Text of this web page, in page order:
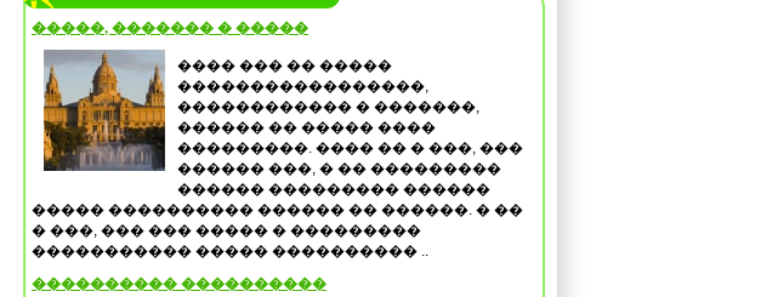
�����, ������� � �����
���� ��� �� �����
�����������������,
������������ � �������,
������ �� ����� ����
���������. ���� �� � ���, ���
������ ���, � �� ���������
������ ��������� ������
����� ���������� ������ �� ������. � ��
� ���, ��� ��� ����� � ���������
����������� ����� ���������� ..
���������� ����������